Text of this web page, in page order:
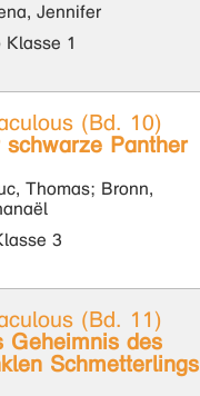
Jennifer
Klasse 1
(Bd. 10)
schwarze Panther
Thomas; Bronn,
3
(Bd. 11)
Geheimnis des
Schmetterlings